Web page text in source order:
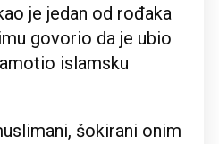
je jedan od rođaka
govorio da je ubio
islamsku
šokirani onim